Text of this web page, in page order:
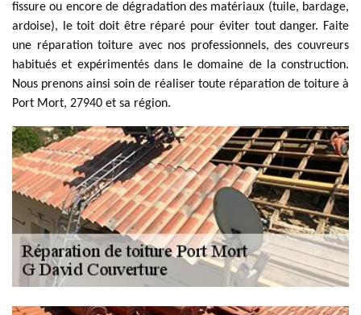
fissure ou encore de dégradation des matériaux (tuile, bardage,
ardoise), le toit doit être réparé pour éviter tout danger. Faite
une réparation toiture avec nos professionnels, des couvreurs
habitués et expérimentés dans le domaine de la construction.
Nous prenons ainsi soin de réaliser toute réparation de toiture à
Port Mort, 27940 et sa région.